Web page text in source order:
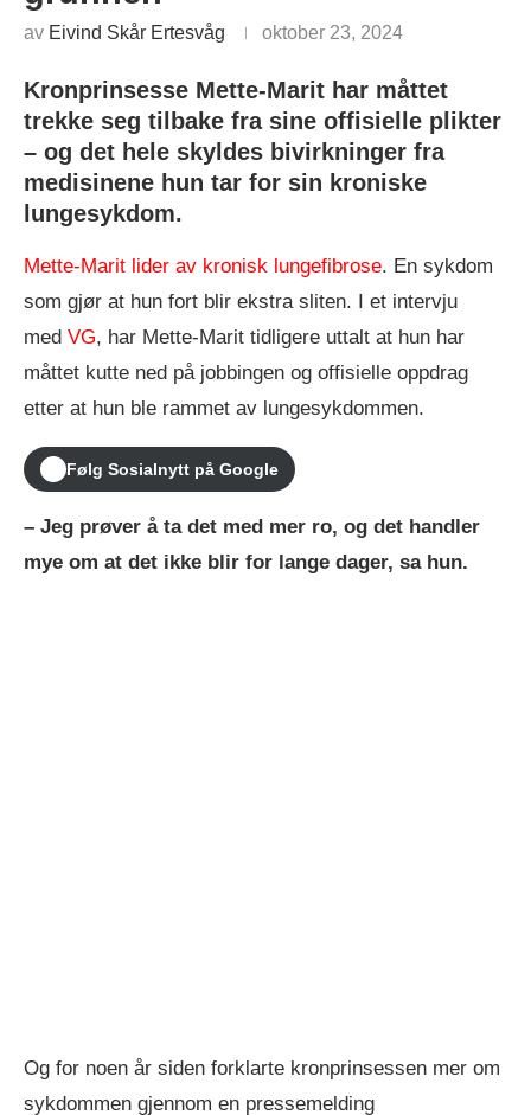
av Eivind Skår Ertesvåg oktober 23, 2024
Kronprinsesse Mette-Marit har måttet
trekke seg tilbake fra sine offisielle plikter
– og det hele skyldes bivirkninger fra
medisinene hun tar for sin kroniske
lungesykdom.
Mette-Marit lider av kronisk lungefibrose. En sykdom
som gjør at hun fort blir ekstra sliten. I et intervju
med VG, har Mette-Marit tidligere uttalt at hun har
måttet kutte ned på jobbingen og offisielle oppdrag
etter at hun ble rammet av lungesykdommen.
Følg Sosialnytt på Google
– Jeg prøver å ta det med mer ro, og det handler
mye om at det ikke blir for lange dager, sa hun.
Og for noen år siden forklarte kronprinsessen mer om
sykdommen gjennom en pressemelding